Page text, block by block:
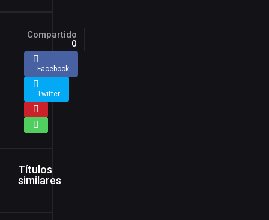
Compartido
0
Facebook
Twitter
Títulos
similares